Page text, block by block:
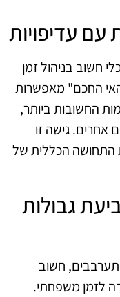
עם עדיפויות
חשוב בניהול זמן
האי החכם" מאפשרות
החשובות ביותר,
אחרים. גישה זו
התחושה הכללית של
גבולות
חשוב
לזמן משפחתי.